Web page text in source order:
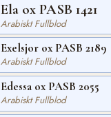
Ela ox PASB 1421
Arabiskt Fullblod
Exelsjor ox PASB 2189
Arabiskt Fullblod
Edessa ox PASB 2055
Arabiskt Fullblod